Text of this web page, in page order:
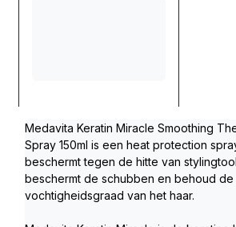
Medavita Keratin Miracle Smoothing
Spray 150ml is een heat protection
beschermt tegen de hitte van
beschermt de schubben en behoud de
vochtigheidsgraad van het haar.